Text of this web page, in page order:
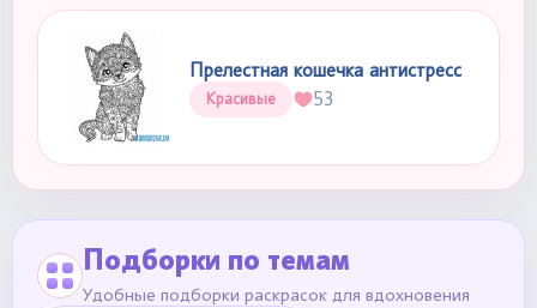
Прелестная кошечка антистресс
Красивые 53
Подборки по темам
Удобные подборки раскрасок для вдохновения